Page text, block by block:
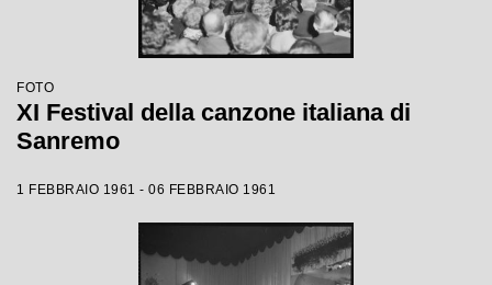
FOTO
XI Festival della canzone italiana di
Sanremo
1 FEBBRAIO 1961 - 06 FEBBRAIO 1961